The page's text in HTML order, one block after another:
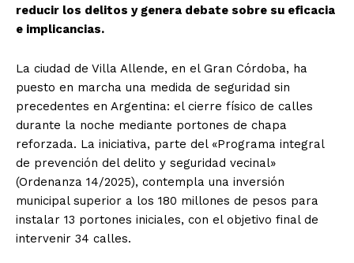
reducir los delitos y genera debate sobre su eficacia
e implicancias.
La ciudad de Villa Allende, en el Gran Córdoba, ha
puesto en marcha una medida de seguridad sin
precedentes en Argentina: el cierre físico de calles
durante la noche mediante portones de chapa
reforzada. La iniciativa, parte del «Programa integral
de prevención del delito y seguridad vecinal»
(Ordenanza 14/2025), contempla una inversión
municipal superior a los 180 millones de pesos para
instalar 13 portones iniciales, con el objetivo final de
intervenir 34 calles.